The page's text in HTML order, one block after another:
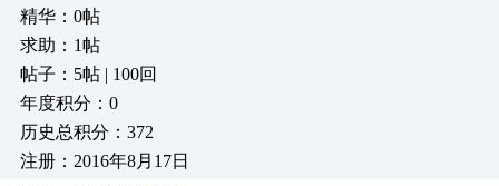
精华：0帖
求助：1帖
帖子：5帖 | 100回
年度积分：0
历史总积分：372
注册：2016年8月17日